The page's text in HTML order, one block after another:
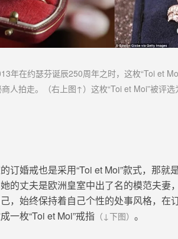
年在约瑟芬诞辰250周年之时，这枚“Toi et
人拍走。
（右上图↑）这枚“Toi et Moi”被评
订婚戒也是采用“Toi et Moi”款式，那就
的丈夫是欧洲皇室中出了名的模范夫
，始终保持着自己个性的处事风格，在
一枚“Toi et Moi”戒指 （↓下图） 。